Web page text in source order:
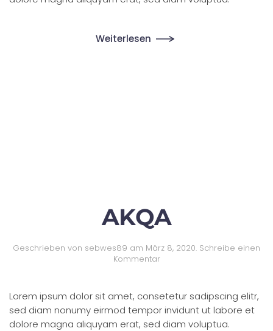
Weiterlesen
AKQA
Geschrieben von sebwes89 am März 8, 2020. Schreibe einen
Kommentar
Lorem ipsum dolor sit amet, consetetur sadipscing elitr,
sed diam nonumy eirmod tempor invidunt ut labore et
dolore magna aliquyam erat, sed diam voluptua.